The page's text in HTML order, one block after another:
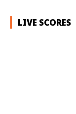
LIVE SCORES